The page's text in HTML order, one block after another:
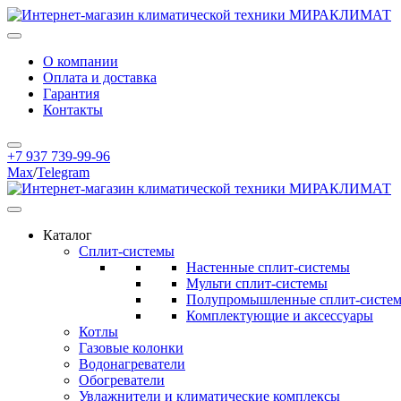
О компании
Оплата и доставка
Гарантия
Контакты
+7 937 739-99-96
Max/Telegram
Каталог
Сплит-системы
Настенные сплит-системы
Мульти сплит-системы
Полупромышленные сплит-
Комплектующие и аксессуары
Котлы
Газовые колонки
Водонагреватели
Обогреватели
Увлажнители и климатические комплексы